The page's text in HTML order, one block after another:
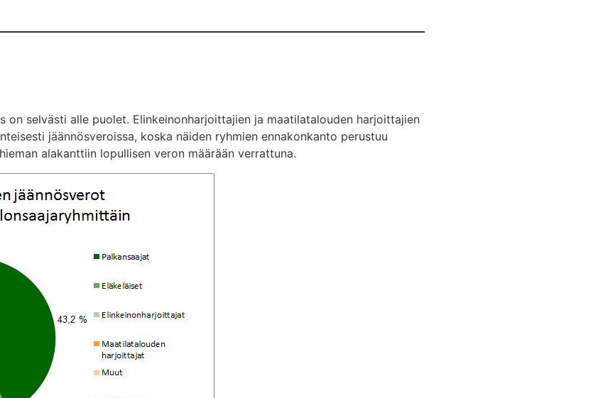
on selvästi alle puolet. Elinkeinonharjoittajien ja maatilatalouden harjoittajien
jäännösveroissa, koska näiden ryhmien ennakonkanto perustuu
alakanttiin lopullisen veron määrään verrattuna.